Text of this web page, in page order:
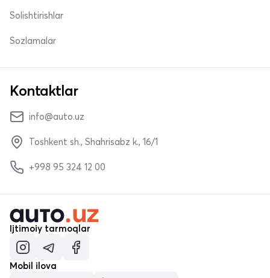
Solishtirishlar
Sozlamalar
Kontaktlar
info@auto.uz
Toshkent sh., Shahrisabz k., 16/1
+998 95 324 12 00
Ijtimoiy tarmoqlar
Mobil ilova